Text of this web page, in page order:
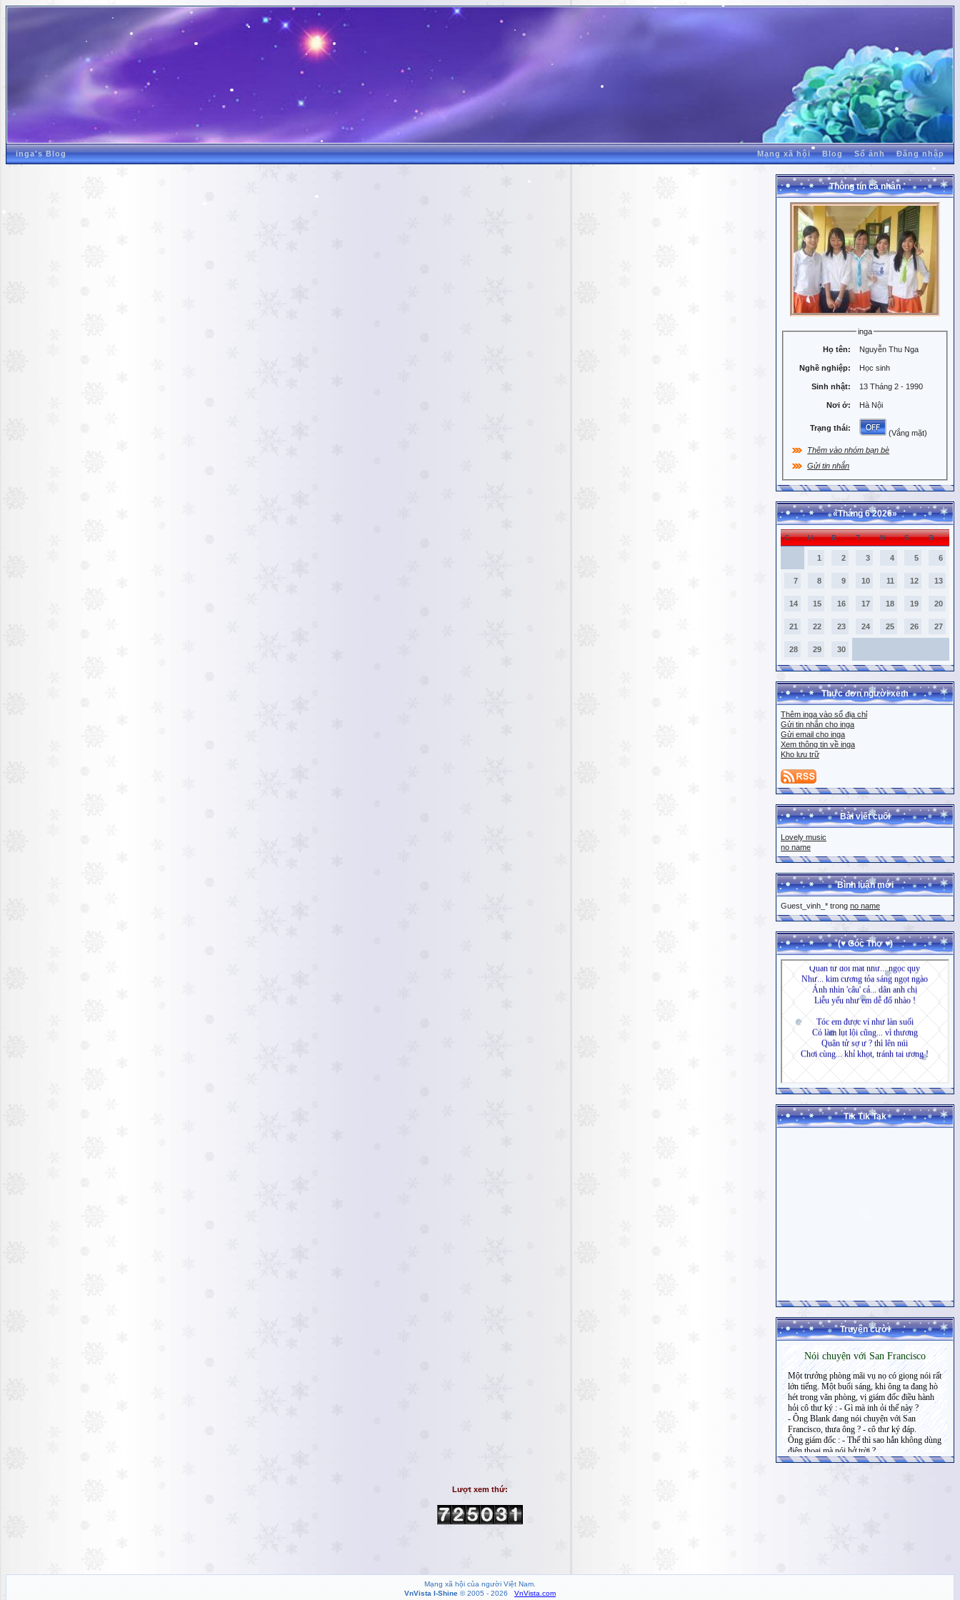
inga's Blog Mạng xã hội Blog Sổ ảnh Đăng nhập
Thông tin cá nhân
inga
Họ tên: Nguyễn Thu Nga
Nghề nghiệp: Học sinh
Sinh nhật: 13 Tháng 2 - 1990
Nơi ở: Hà Nội
Trạng thái:
(Vắng mặt)
Thêm vào nhóm bạn bè
Gửi tin nhắn
«Tháng 6 2026»
C H B T N S B
1 2 3 4 5 6
7 8 9 10 11 12 13
14 15 16 17 18 19 20
21 22 23 24 25 26 27
28 29 30
Thực đơn người xem
Thêm inga vào sổ địa chỉ
Gửi tin nhắn cho inga
Gửi email cho inga
Xem thông tin về inga
Kho lưu trữ
Bài viết cuối
Lovely music
no name
Bình luận mới
Guest_vinh_* trong no name
(♥ Góc Thơ ♥)
Tik Tik Tak
Truyện cười
Lượt xem thứ:
Mạng xã hội của người Việt Nam.
VnVista I-Shine © 2005 - 2026 VnVista.com